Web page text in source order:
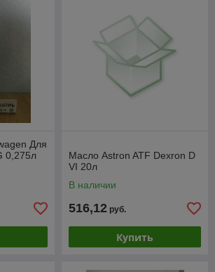
Для
0,275л
Масло Astron ATF Dexron D
VI 20л
В наличии
516,12 руб.
Купить